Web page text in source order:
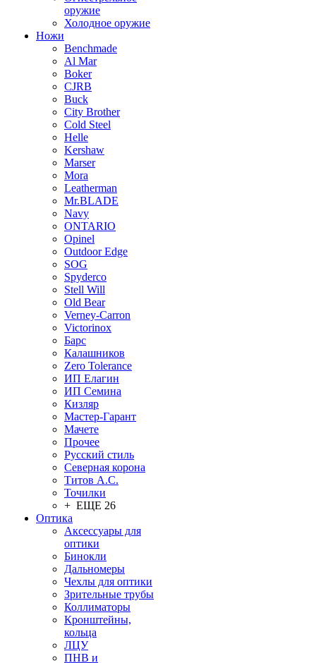
оружие
Холодное оружие
Ножи
Benchmade
Al Mar
Boker
CJRB
Buck
City Brother
Cold Steel
Helle
Kershaw
Marser
Mora
Leatherman
Mr.BLADE
Navy
ONTARIO
Opinel
Outdoor Edge
SOG
Spyderco
Stell Will
Old Bear
Verney-Carron
Victorinox
Барс
Калашников
Zero Tolerance
ИП Елагин
ИП Семина
Кизляр
Мастер-Гарант
Мачете
Прочее
Русский стиль
Северная корона
Титов А.С.
Точилки
+ ЕЩЕ 26
Оптика
Аксессуары для
оптики
Бинокли
Дальномеры
Чехлы для оптики
Зрительные трубы
Коллиматоры
Кронштейны,
кольца
ЛЦУ
ПНВ и